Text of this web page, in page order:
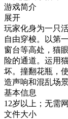
游戏简介
展开
玩家化身为一只
自由穿梭。以第
窗台等高处，猫
险的通道。运用
坏。撞翻花瓶，
造声响和混乱场
基本信息
12岁以上；无需
文件大小